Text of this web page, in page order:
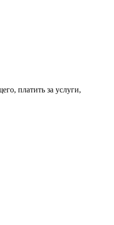
платить за услуги,